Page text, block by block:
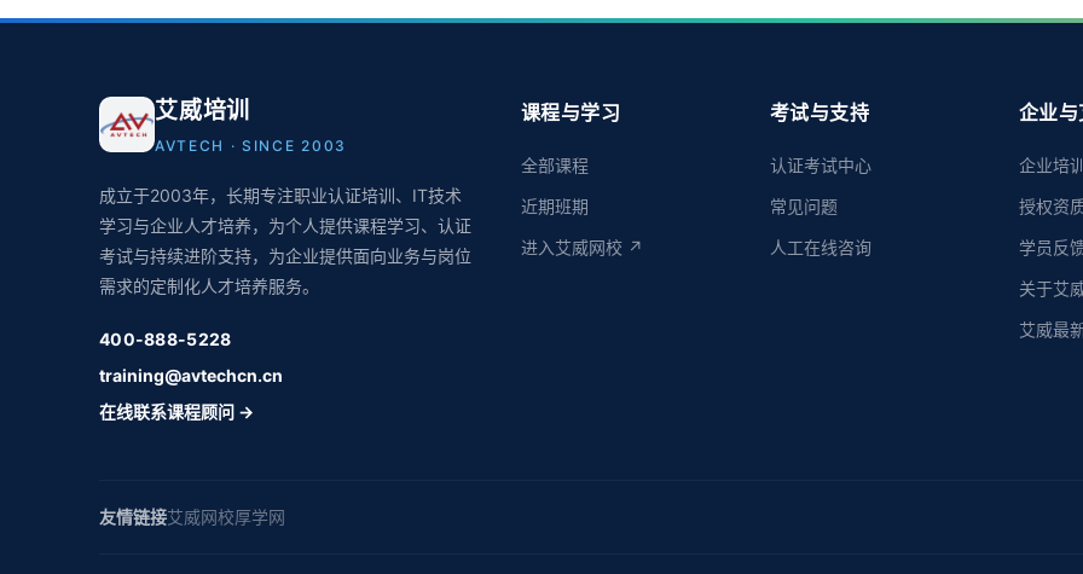
艾威培训
AVTECH · SINCE 2003
成立于2003年，长期专注职业认证培训、IT技术
学习与企业人才培养，为个人提供课程学习、认证
考试与持续进阶支持，为企业提供面向业务与岗位
需求的定制化人才培养服务。
400-888-5228
training@avtechcn.cn
在线联系课程顾问 →
课程与学习
全部课程
近期班期
进入艾威网校 ↗
考试与支持
认证考试中心
常见问题
人工在线咨询
企业
企业培
授权资
学员反
关于艾
艾威最
友情链接艾威网校厚学网